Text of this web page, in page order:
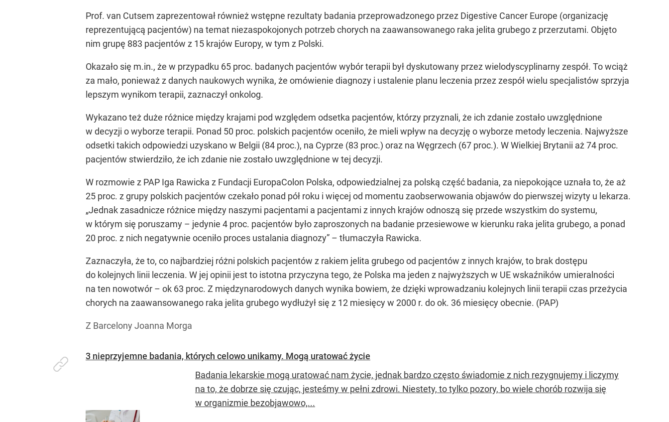
Prof. van Cutsem zaprezentował również wstępne rezultaty badania przeprowadzonego przez Digestive Cancer Europe (organizację
reprezentującą pacjentów) na temat niezaspokojonych potrzeb chorych na zaawansowanego raka jelita grubego z przerzutami. Objęto
nim grupę 883 pacjentów z 15 krajów Europy, w tym z Polski.
Okazało się m.in., że w przypadku 65 proc. badanych pacjentów wybór terapii był dyskutowany przez wielodyscyplinarny zespół. To wciąż
za mało, ponieważ z danych naukowych wynika, że omówienie diagnozy i ustalenie planu leczenia przez zespół wielu specjalistów sprzyja
lepszym wynikom terapii, zaznaczył onkolog.
Wykazano też duże różnice między krajami pod względem odsetka pacjentów, którzy przyznali, że ich zdanie zostało uwzględnione
w decyzji o wyborze terapii. Ponad 50 proc. polskich pacjentów oceniło, że mieli wpływ na decyzję o wyborze metody leczenia. Najwyższe
odsetki takich odpowiedzi uzyskano w Belgii (84 proc.), na Cyprze (83 proc.) oraz na Węgrzech (67 proc.). W Wielkiej Brytanii aż 74 proc.
pacjentów stwierdziło, że ich zdanie nie zostało uwzględnione w tej decyzji.
W rozmowie z PAP Iga Rawicka z Fundacji EuropaColon Polska, odpowiedzialnej za polską część badania, za niepokojące uznała to, że aż
25 proc. z grupy polskich pacjentów czekało ponad pół roku i więcej od momentu zaobserwowania objawów do pierwszej wizyty u lekarza.
„Jednak zasadnicze różnice między naszymi pacjentami a pacjentami z innych krajów odnoszą się przede wszystkim do systemu,
w którym się poruszamy – jedynie 4 proc. pacjentów było zaproszonych na badanie przesiewowe w kierunku raka jelita grubego, a ponad
20 proc. z nich negatywnie oceniło proces ustalania diagnozy” – tłumaczyła Rawicka.
Zaznaczyła, że to, co najbardziej różni polskich pacjentów z rakiem jelita grubego od pacjentów z innych krajów, to brak dostępu
do kolejnych linii leczenia. W jej opinii jest to istotna przyczyna tego, że Polska ma jeden z najwyższych w UE wskaźników umieralności
na ten nowotwór – ok 63 proc. Z międzynarodowych danych wynika bowiem, że dzięki wprowadzaniu kolejnych linii terapii czas przeżycia
chorych na zaawansowanego raka jelita grubego wydłużył się z 12 miesięcy w 2000 r. do ok. 36 miesięcy obecnie. (PAP)
Z Barcelony Joanna Morga
3 nieprzyjemne badania, których celowo unikamy. Mogą uratować życie
Badania lekarskie mogą uratować nam życie, jednak bardzo często świadomie z nich rezygnujemy i liczymy
na to, że dobrze się czując, jesteśmy w pełni zdrowi. Niestety, to tylko pozory, bo wiele chorób rozwija się
w organizmie bezobjawowo,...